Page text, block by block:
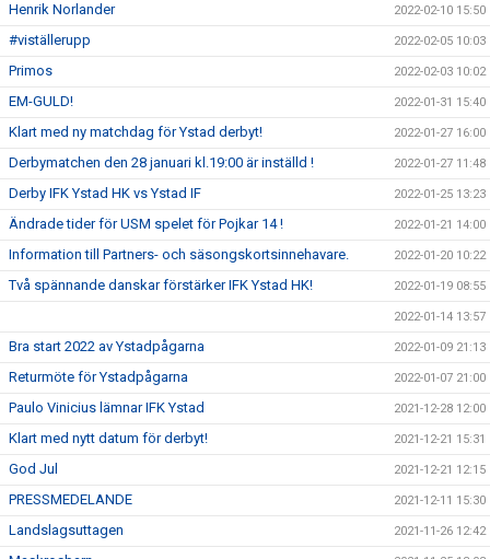
Henrik Norlander 2022-02-10 15:50
#viställerupp 2022-02-05 10:03
Primos 2022-02-03 10:02
EM-GULD! 2022-01-31 15:40
Klart med ny matchdag för Ystad derbyt! 2022-01-27 16:00
Derbymatchen den 28 januari kl.19:00 är inställd ! 2022-01-27 11:48
Derby IFK Ystad HK vs Ystad IF 2022-01-25 13:23
Ändrade tider för USM spelet för Pojkar 14 ! 2022-01-21 14:00
Information till Partners- och säsongskortsinnehavare. 2022-01-20 10:22
Två spännande danskar förstärker IFK Ystad HK! 2022-01-19 08:55
2022-01-14 13:57
Bra start 2022 av Ystadpågarna 2022-01-09 21:13
Returmöte för Ystadpågarna 2022-01-07 21:00
Paulo Vinicius lämnar IFK Ystad 2021-12-28 12:00
Klart med nytt datum för derbyt! 2021-12-21 15:31
God Jul 2021-12-21 12:15
PRESSMEDELANDE 2021-12-11 15:30
Landslagsuttagen 2021-11-26 12:42